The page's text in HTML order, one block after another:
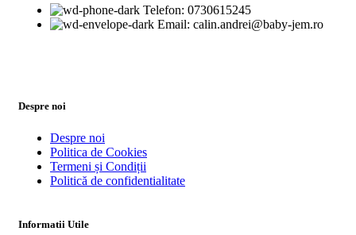
Telefon: 0730615245
Email: calin.andrei@baby-jem.ro
Despre noi
Despre noi
Politica de Cookies
Termeni și Condiții
Politică de confidentialitate
Informatii Utile